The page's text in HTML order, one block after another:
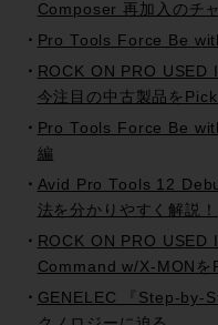
Composer 再加入のチ
Pro Tools Force Be
ROCK ON PRO
今注目の中古製品を
Pro Tools Force Be
編
Avid Pro Tools 12
法を分かりやすく解説！
ROCK ON PRO
Command w/X-MONを
GENELEC 『Step-by-